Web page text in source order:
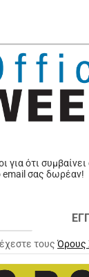
για ότι
σας δωρέαν!
τουςΌρους